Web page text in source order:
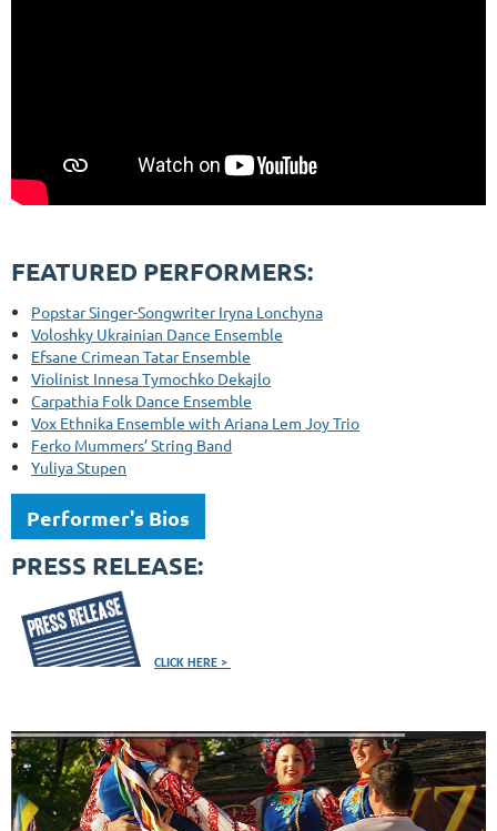
FEATURED PERFORMERS:
Popstar Singer-Songwriter Iryna Lonchyna
Voloshky Ukrainian Dance Ensemble
Efsane Crimean Tatar Ensemble
Violinist Innesa Tymochko Dekajlo
Carpathia Folk Dance Ensemble
Vox Ethnika Ensemble with Ariana Lem Joy Trio
Ferko Mummers’ String Band
Yuliya Stupen
Performer's Bios
PRESS RELEASE:
CLICK HERE >